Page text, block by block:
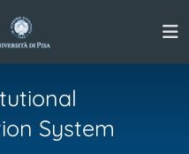
System